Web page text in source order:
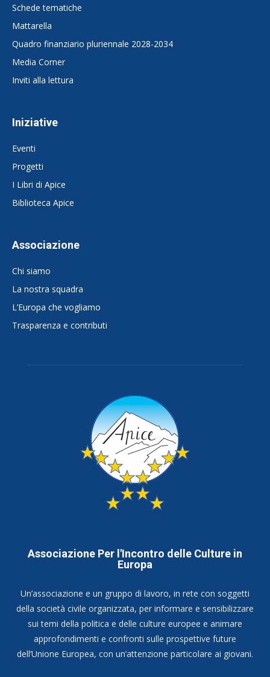
Schede tematiche
Mattarella
Quadro finanziario pluriennale 2028-2034
Media Corner
Inviti alla lettura
Iniziative
Eventi
Progetti
I Libri di Apice
Biblioteca Apice
Associazione
Chi siamo
La nostra squadra
L’Europa che vogliamo
Trasparenza e contributi
Associazione Per l'Incontro delle Culture in
Europa
Un’associazione e un gruppo di lavoro, in rete con soggetti
della società civile organizzata, per informare e sensibilizzare
sui temi della politica e delle culture europee e animare
approfondimenti e confronti sulle prospettive future
dell’Unione Europea, con un’attenzione particolare ai giovani.